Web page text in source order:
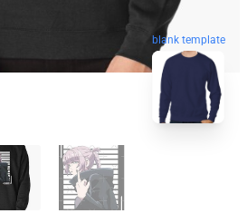
blank template